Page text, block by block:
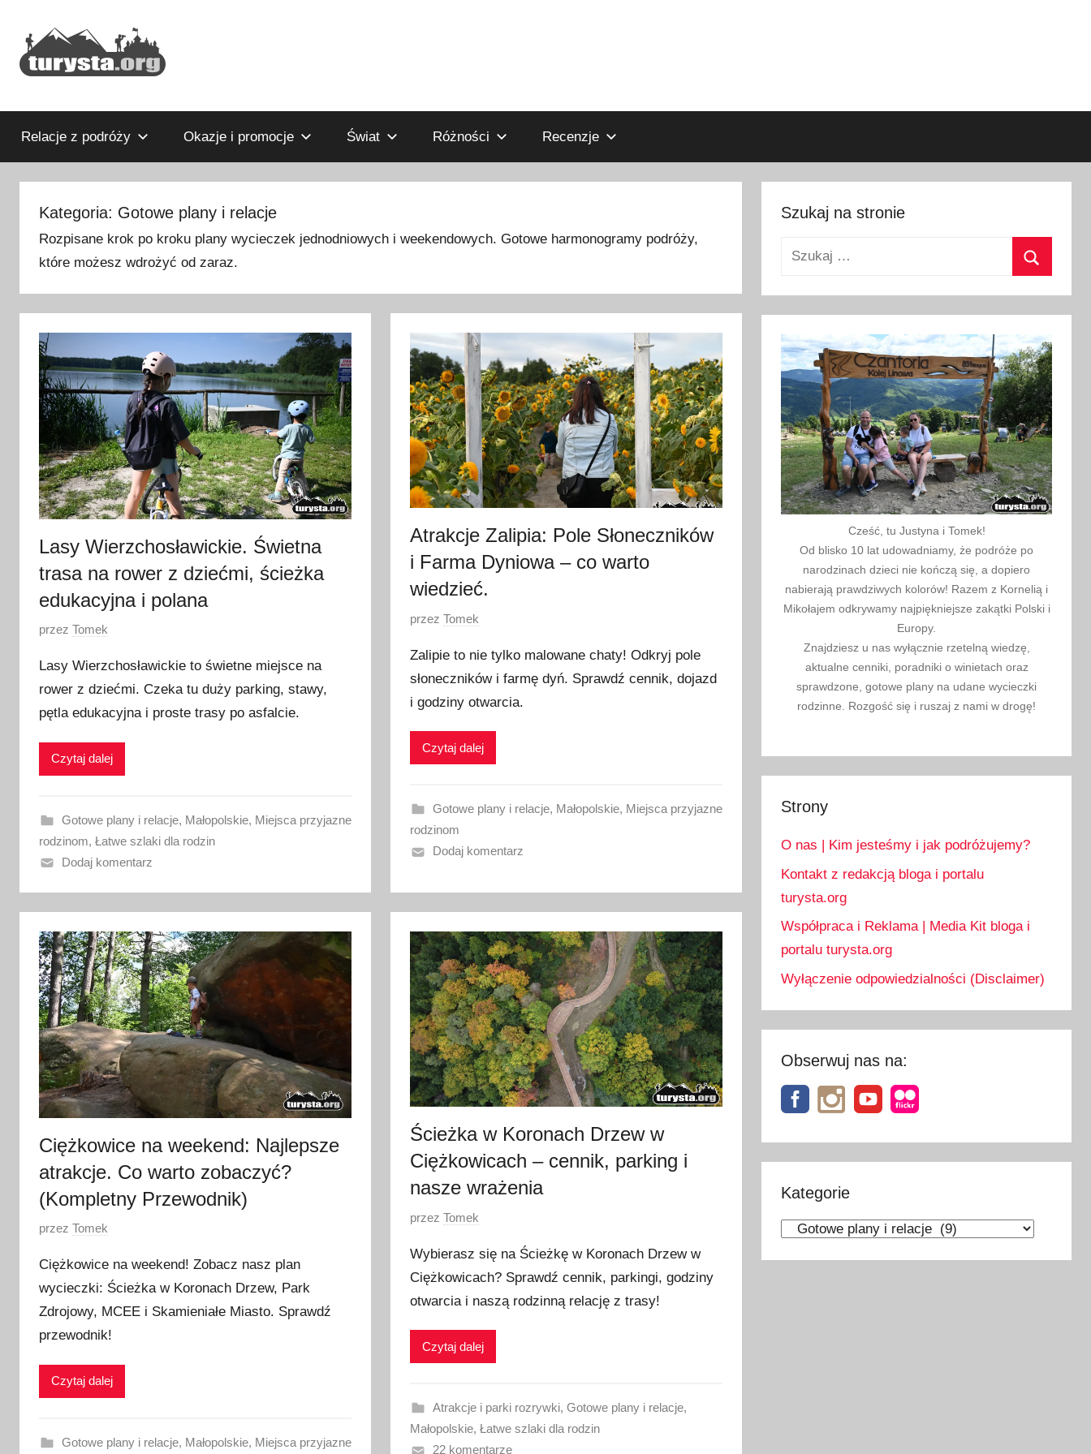
treści
Turysta.org
blog
podróżniczy
Relacje z podróży Okazje i promocje Świat Różności Recenzje
Kategoria: Gotowe plany i relacje
Rozpisane krok po kroku plany wycieczek jednodniowych i weekendowych. Gotowe harmonogramy podróży,
które możesz wdrożyć od zaraz.
Lasy Wierzchosławickie. Świetna
trasa na rower z dziećmi, ścieżka
edukacyjna i polana
O
u
b
l
o
a
n
o
i
p
c
a
2
0
2
6
przez Tomek
Lasy Wierzchosławickie to świetne miejsce na
rower z dziećmi. Czeka tu duży parking, stawy,
pętla edukacyjna i proste trasy po asfalcie.
Czytaj dalej
Gotowe plany i relacje, Małopolskie, Miejsca przyjazne
rodzinom, Łatwe szlaki dla rodzin
Dodaj komentarz
Atrakcje Zalipia: Pole Słoneczników
i Farma Dyniowa – co warto
wiedzieć.
O
u
b
l
o
a
n
o
0
l
i
p
c
a
2
0
2
6
przezTomek
Zalipie to nie tylko malowane chaty! Odkryj pole
słoneczników i farmę dyń. Sprawdź cennik, dojazd
i godziny otwarcia.
Czytaj dalej
Gotowe plany i relacje, Małopolskie, Miejsca przyjazne
rodzinom
Dodaj komentarz
Ciężkowice na weekend: Najlepsze
atrakcje. Co warto zobaczyć?
(Kompletny Przewodnik)
O
u
b
l
i
w
n
przez Tomek
Ciężkowice na weekend! Zobacz nasz plan
wycieczki: Ścieżka w Koronach Drzew, Park
Zdrojowy, MCEE i Skamieniałe Miasto. Sprawdź
przewodnik!
Czytaj dalej
Gotowe plany i relacje, Małopolskie, Miejsca przyjazne
Ścieżka w Koronach Drzew w
Ciężkowicach – cennik, parking i
nasze wrażenia
O
u
b
l
o
a
n
o
przezTomek
Wybierasz się na Ścieżkę w Koronach Drzew w
Ciężkowicach? Sprawdź cennik, parkingi, godziny
otwarcia i naszą rodzinną relację z trasy!
Czytaj dalej
Atrakcje i parki rozrywki, Gotowe plany i relacje,
Małopolskie,Łatwe szlaki dla rodzin
22 komentarze
Szukaj na stronie
Szukaj:
Cześć, tu Justyna i Tomek!
Od blisko 10 lat udowadniamy, że podróże po
narodzinach dzieci nie kończą się, a dopiero
nabierają prawdziwych kolorów! Razem z Kornelią i
Mikołajem odkrywamy najpiękniejsze zakątki Polski i
Europy.
Znajdziesz u nas wyłącznie rzetelną wiedzę,
aktualne cenniki, poradniki o winietach oraz
sprawdzone, gotowe plany na udane wycieczki
rodzinne. Rozgość się i ruszaj z nami w drogę!
Strony
O nas | Kim jesteśmy i jak podróżujemy?
Kontakt z redakcją bloga i portalu
turysta.org
Współpraca i Reklama | Media Kit bloga i
portalu turysta.org
Wyłączenie odpowiedzialności (Disclaimer)
Obserwuj nas na:
Kategorie
Kategorie